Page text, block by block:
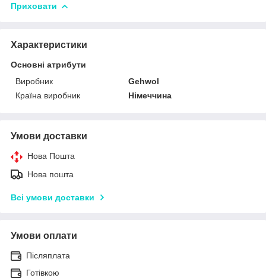
Приховати
Характеристики
Основні атрибути
Виробник
Gehwol
Країна виробник
Німеччина
Умови доставки
Нова Пошта
Нова пошта
Всі умови доставки
Умови оплати
Післяплата
Готівкою